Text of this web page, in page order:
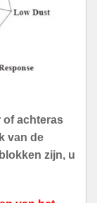
of achteras
van de
zijn, u